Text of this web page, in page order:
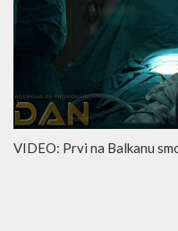
VIDEO: Prvi na Balkanu